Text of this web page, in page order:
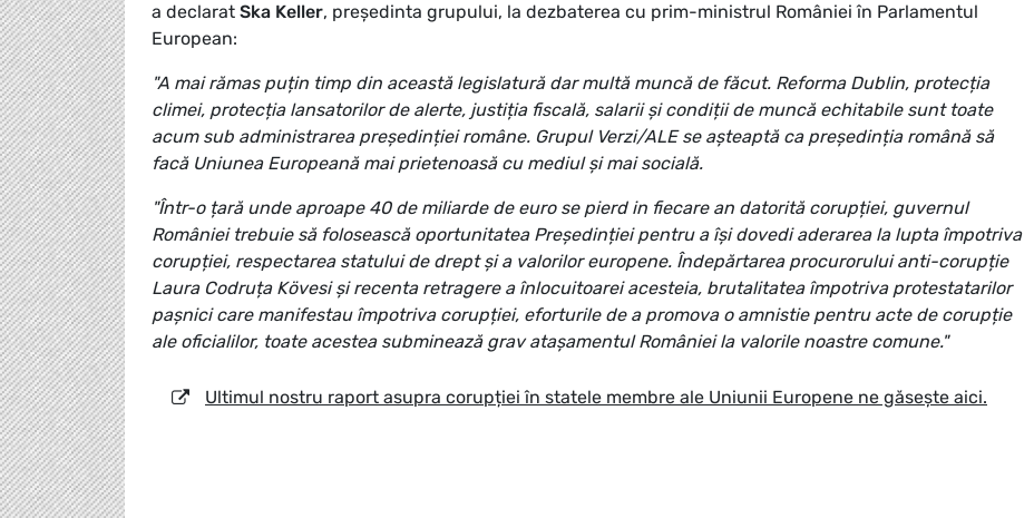
a declarat Ska Keller, președinta grupului, la dezbaterea cu prim-ministrul României în Parlamentul
European:
"A mai rămas puțin timp din această legislatură dar multă muncă de făcut. Reforma Dublin, protecția
climei, protecția lansatorilor de alerte, justiția fiscală, salarii și condiții de muncă echitabile sunt toate
acum sub administrarea președinției române. Grupul Verzi/ALE se așteaptă ca președinția română să
facă Uniunea Europeană mai prietenoasă cu mediul și mai socială.
"Într-o țară unde aproape 40 de miliarde de euro se pierd in fiecare an datorită corupției, guvernul
României trebuie să folosească oportunitatea Președinției pentru a își dovedi aderarea la lupta împotriva
corupției, respectarea statului de drept și a valorilor europene. Îndepărtarea procurorului anti-corupție
Laura Codruța Kövesi și recenta retragere a înlocuitoarei acesteia, brutalitatea împotriva protestatarilor
pașnici care manifestau împotriva corupției, eforturile de a promova o amnistie pentru acte de corupție
ale oficialilor, toate acestea subminează grav atașamentul României la valorile noastre comune."
Ultimul nostru raport asupra corupției în statele membre ale Uniunii Europene ne găsește aici.